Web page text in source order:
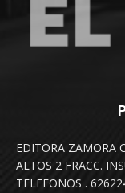
EDITORA ZAMORA
ALTOS 2 FRACC.
TELEFONOS .